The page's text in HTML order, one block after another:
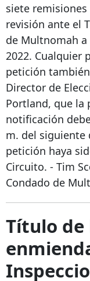
siete
revisión ante el
de Multnomah
2022. Cualquier
petición
Director de
Portland, que la
notificación
m. del siguiente
petición haya
Circuito. - Tim
Condado de
Título de